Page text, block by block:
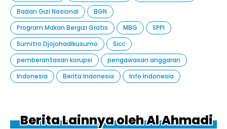
Badan Gizi Nasional
BGN
Program Makan Bergizi Gratis
MBG
SPPI
Sumitro Djojohadikusumo
Sicc
pemberantasan korupsi
pengawasan anggaran
Indonesia
Berita Indonesia Info Indonesia
Berita Lainnya oleh Al Ahmadi